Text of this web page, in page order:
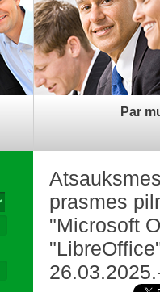
Par
prasmes
"Microsoft